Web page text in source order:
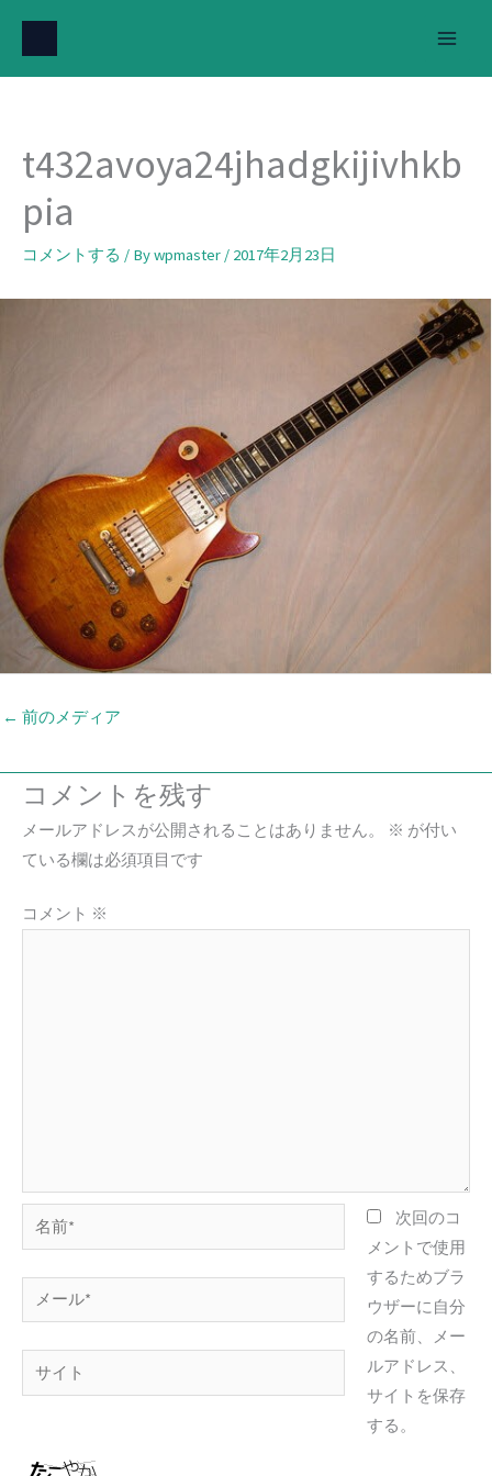
を
t432avoya24jhadgkijivhkb
pia
コメントする / Bywpmaster / 2017年2月23日
← 前のメディア
コメントを残す
メールアドレスが公開されることはありません。 ※ が付い
ている欄は必須項目です
コメント ※
前
*
ー
ル
イ
次回のコ
メントで使用
するためブラ
ウザーに自分
の名前、メー
ルアドレス、
サイトを保存
する。